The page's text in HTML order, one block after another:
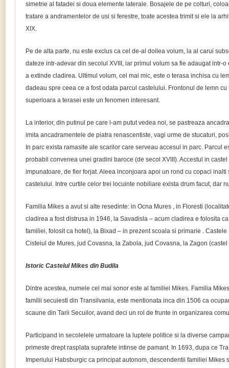
simetrie al fatadei si doua elemente laterale. Bosajele de pe colturi,
tratare a andramentelor de usi si ferestre, toate acestea trimit si ele la
XIX.
Pe de alta parte, nu este exclus ca cel de-al doilea volum, la al carui
dateze intr-adevar din secolul XVIII, iar primul volum sa fie adaugat intr-
a extinde cladirea. Ultimul volum, cel mai mic, este o terasa inchisa cu
dadeau spre ceea ce a fost odata parcul castelului. Frontonul de lemn cu
superioara a terasei este un fenomen interesant.
La interior, din putinul pe care l-am putut vedea noi, se pastreaza
imita ancadramentele de piatra renascentiste, vagi urme de stucaturi,
In parc exista ramasite ale scarilor care serveau accesul in parc. Parcul
probabil convenea unei gradini baroce (de secol XVIII). Accestul in
impunatoare, de fier forjat. Aleea inconjoara apoi un rond cu copaci inalti
castelului. Intre curtile celor trei locuinte nobiliare exista drum facut, dar
Familia Mikes a avut si alte resedinte: in Ocna Mures , in Floresti
cladirea a fost distrusa in 1946, la Savadisla – acum cladirea e folosita
familiei, folosit ca hotel), la Bixad – in prezent scoala si primarie .
Cisteiul de Mures, jud Covasna, la Zabola, jud Covasna, la Zagon
Istoric Castelul Mikes din Budila
Dintre acestea, numele cel mai sonor este al familiei Mikes. Familia
familii secuiesti din Transilvania, este mentionata inca din 1506 ca
scaune din Tarii Secuilor, avand deci un rol de frunte in organizarea
Participand in secolelele urmatoare la luptele politice si la diverse
primeste drept rasplata suprafete intinse de pamant. In 1693, dupa ce
Imperiului Habsburgic ca principat autonom, descendentii familiei Mikes